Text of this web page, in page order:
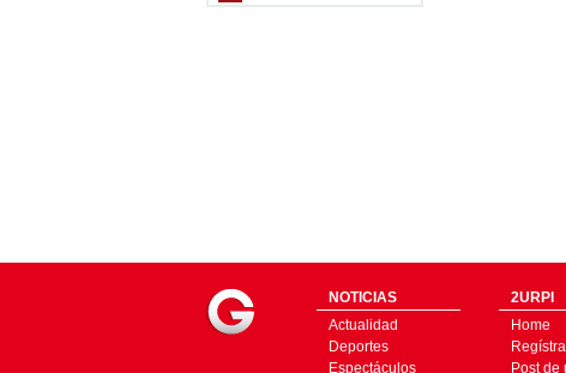
NOTICIAS
Actualidad
Deportes
Espectáculos
2URPI
Home
Post de